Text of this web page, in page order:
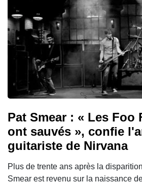
Pat Smear : « Les Foo
ont sauvés », confie
guitariste de Nirvana
Plus de trente ans après la
Smear est revenu sur la naissance